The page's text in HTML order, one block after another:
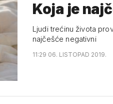
Koja je
Ljudi trećinu života
najčešće negativni
11:29 06. LISTOPAD 2019.